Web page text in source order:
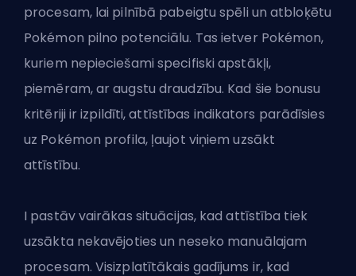
procesam, lai pilnībā pabeigtu spēli un atbloķētu
Pokémon pilno potenciālu. Tas ietver Pokémon,
kuriem nepieciešami specifiski apstākļi,
piemēram, ar augstu draudzību. Kad šie bonusu
kritēriji ir izpildīti, attīstības indikators parādīsies
uz Pokémon profila, ļaujot viņiem uzsākt
attīstību.
I pastāv vairākas situācijas, kad attīstība tiek
uzsākta nekavējoties un neseko manuālajam
procesam. Visizplatītākais gadījums ir, kad